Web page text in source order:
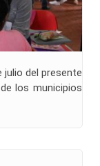
julio del presente
los municipios